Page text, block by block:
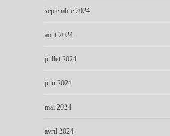
septembre 2024
août 2024
juillet 2024
juin 2024
mai 2024
avril 2024